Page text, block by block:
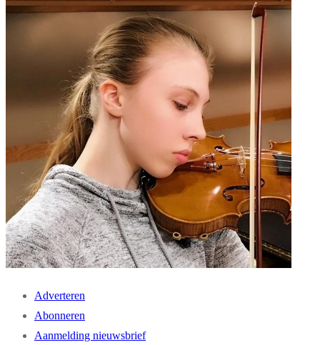
Adverteren
Abonneren
Aanmelding nieuwsbrief